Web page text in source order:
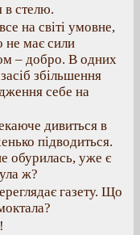
в стелю.
на світі умовне,
не має сили
– добро. В одних
збільшення
себе на
дивиться в
підводиться.
обурилась, уже є
ж?
газету. Що